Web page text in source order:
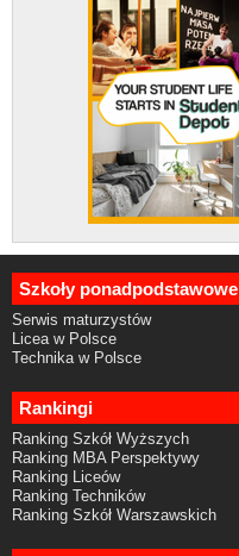
Szkoły ponadpodstawowe
Serwis maturzystów
Licea w Polsce
Technika w Polsce
Rankingi
Ranking Szkół Wyższych
Ranking MBA Perspektywy
Ranking Liceów
Ranking Techników
Ranking Szkół Warszawskich